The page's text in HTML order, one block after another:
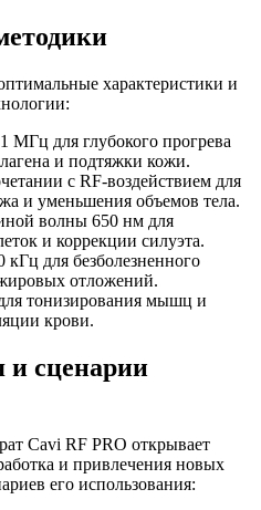
характеристики и
МГц для глубокого прогрева
и подтяжки кожи.
с RF-воздействием для
и уменьшения объемов тела.
волны 650 нм для
и коррекции силуэта.
кГц для безболезненного
отложений.
тонизирования мышц и
крови.
и сценарии
Cavi RF PRO открывает
и привлечения новых
его использования: